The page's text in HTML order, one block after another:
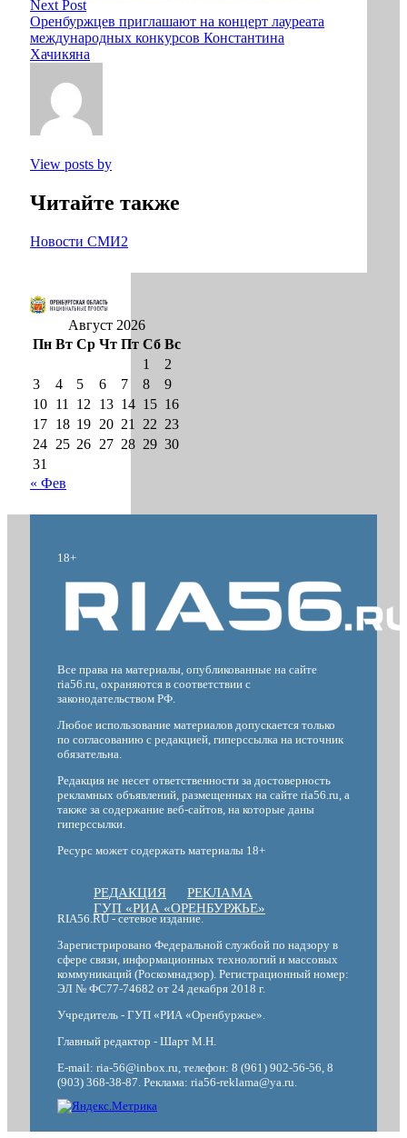
Next Post
Оренбуржцев приглашают на концерт лауреата
международных конкурсов Константина
Хачикяна
View posts by
Читайте также
Новости СМИ2
Август 2026
Пн Вт Ср Чт Пт Сб Вс
1
2
3
4 5 6 7 8
9
10 11 12 13 14 15 16
17 18 19 20 21 22 23
24 25 26 27 28 29 30
31
« Фев
18+
Все права на материалы, опубликованные на сайте
ria56.ru, охраняются в соответствии с
законодательством РФ.
Любое использование материалов допускается только
по согласованию с редакцией, гиперссылка на источник
обязательна.
Редакция не несет ответственности за достоверность
рекламных объявлений, размещенных на сайте ria56.ru, а
также за содержание веб-сайтов, на которые даны
гиперссылки.
Ресурс может содержать материалы 18+
РЕДАКЦИЯ
РЕКЛАМА
ГУП «РИА «ОРЕНБУРЖЬЕ»
RIA56.RU - сетевое издание.
Зарегистрировано Федеральной службой по надзору в
сфере связи, информационных технологий и массовых
коммуникаций (Роскомнадзор). Регистрационный номер:
ЭЛ № ФС77-74682 от 24 декабря 2018 г.
Учредитель - ГУП «РИА «Оренбуржье».
Главный редактор - Шарт М.Н.
E-mail: ria-56@inbox.ru, телефон: 8 (961) 902-56-56, 8
(903) 368-38-87. Реклама: ria56-reklama@ya.ru.